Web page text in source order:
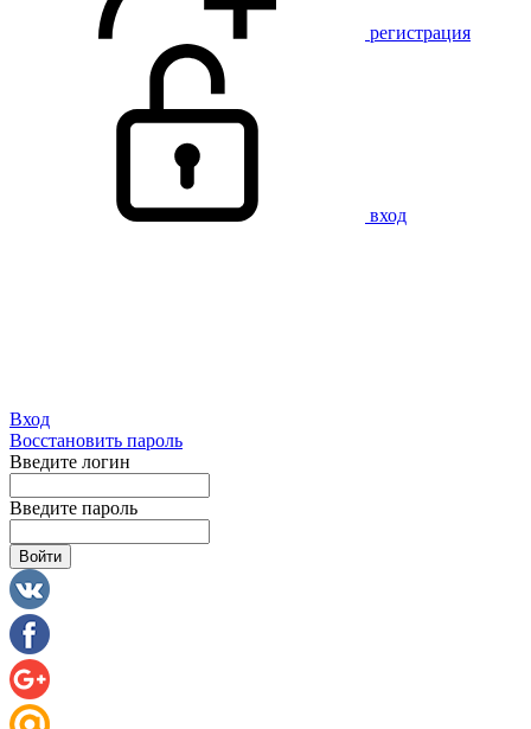
регистрация
вход
Вход
Восстановить пароль
Введите логин
Введите пароль
Войти